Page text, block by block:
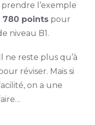
l’exemple
780 pointspour
niveau B1.
ne reste plus qu’à
réviser. Mais si
on a une